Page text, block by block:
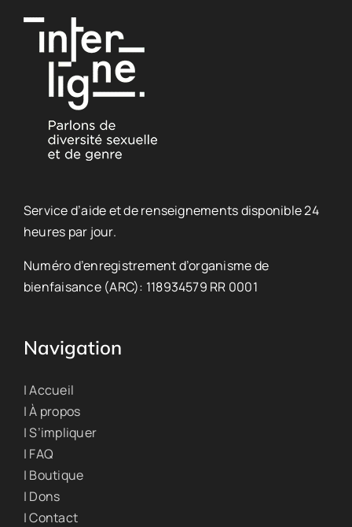
Service d’aide et de renseignements disponible 24
heures par jour.
Numéro d’enregistrement d’organisme de
bienfaisance (ARC): 118934579 RR 0001
Navigation
| Accueil
| À propos
| S’impliquer
| FAQ
| Boutique
| Dons
| Contact